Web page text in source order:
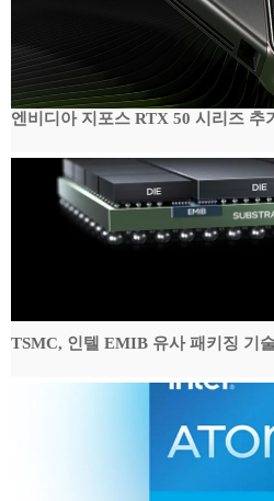
엔비디아 지포스 RTX 50 시리즈 추
TSMC, 인텔 EMIB 유사 패키징 기